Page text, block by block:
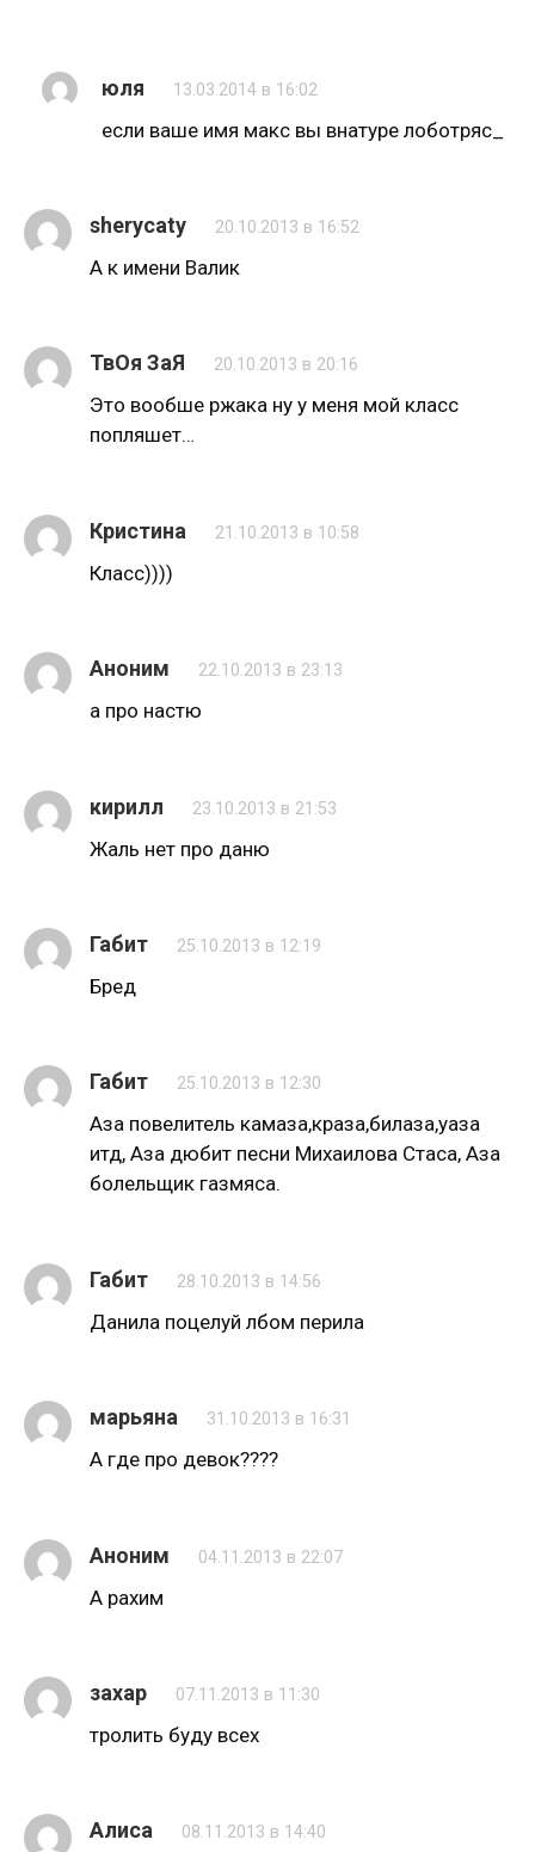
юля 13.03.2014 в 16:02
если ваше имя макс вы внатуре лоботряс_
sherycaty 20.10.2013 в 16:52
А к имени Валик
ТвОя ЗаЯ 20.10.2013 в 20:16
Это вообше ржака ну у меня мой класс
попляшет…
Кристина 21.10.2013 в 10:58
Класс))))
Аноним 22.10.2013 в 23:13
а про настю
кирилл 23.10.2013 в 21:53
Жаль нет про даню
Габит 25.10.2013 в 12:19
Бред
Габит 25.10.2013 в 12:30
Аза повелитель камаза,краза,билаза,уаза
итд, Аза дюбит песни Михаилова Стаса, Аза
болельщик газмяса.
Габит 28.10.2013 в 14:56
Данила поцелуй лбом перила
марьяна 31.10.2013 в 16:31
А где про девок????
Аноним 04.11.2013 в 22:07
А рахим
захар 07.11.2013 в 11:30
тролить буду всех
Алиса 08.11.2013 в 14:40